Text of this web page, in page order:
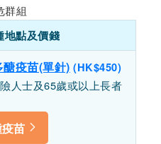
群組
地點及價錢
疫苗(單針) (HK$450)
人士及65歲或以上長者
苗